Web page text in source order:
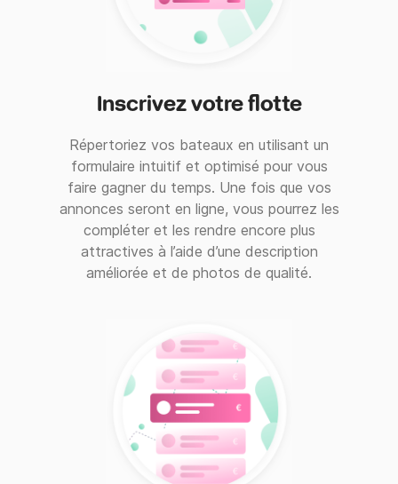
Inscrivez votre flotte
Répertoriez vos bateaux en utilisant un
formulaire intuitif et optimisé pour vous
faire gagner du temps. Une fois que vos
annonces seront en ligne, vous pourrez les
compléter et les rendre encore plus
attractives à l’aide d’une description
améliorée et de photos de qualité.